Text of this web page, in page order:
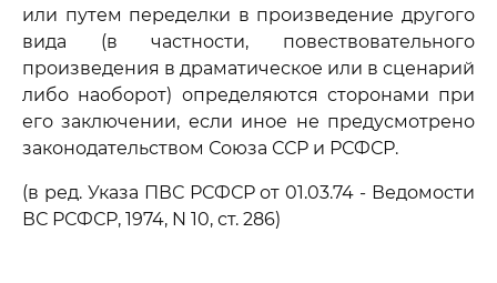
или путем переделки в произведение другого
вида (в частности, повествовательного
произведения в драматическое или в сценарий
либо наоборот) определяются сторонами при
его заключении, если иное не предусмотрено
законодательством Союза ССР и РСФСР.
(в ред. Указа ПВС РСФСР от 01.03.74 - Ведомости
ВС РСФСР, 1974, N 10, ст. 286)